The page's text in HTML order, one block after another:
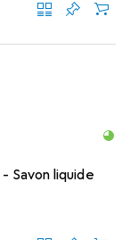
Savon liquide